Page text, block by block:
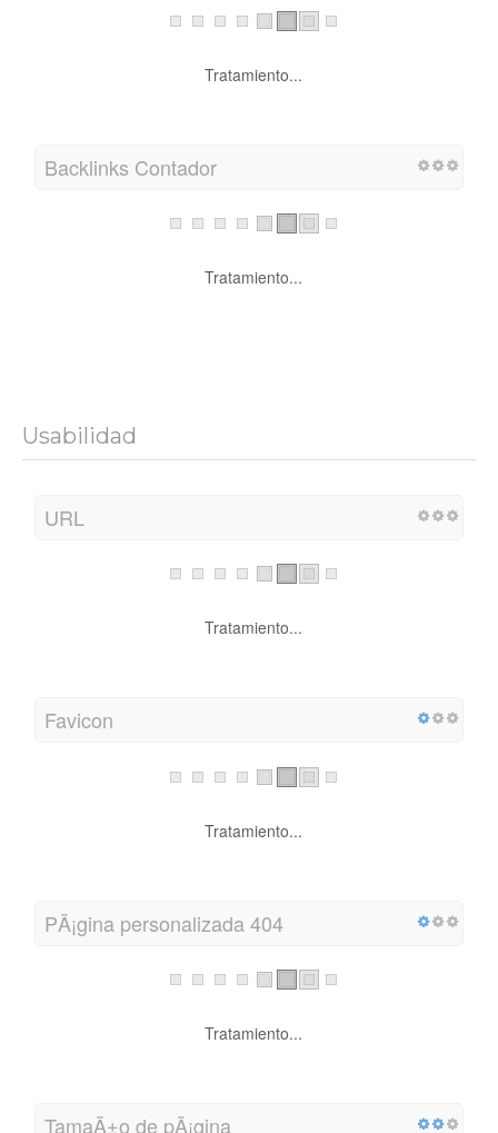
Tratamiento...
Backlinks Contador
Tratamiento...
Usabilidad
URL
Tratamiento...
Favicon
Tratamiento...
PÃ¡gina personalizada 404
Tratamiento...
TamaÃ±o de pÃ¡gina